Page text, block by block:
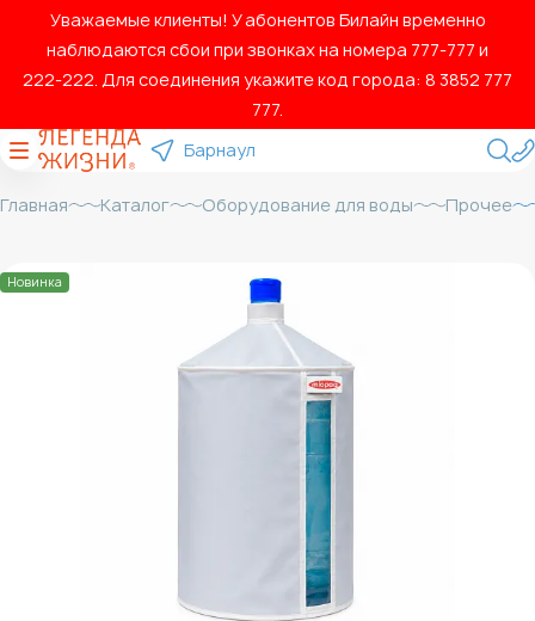
Уважаемые клиенты! У абонентов Билайн временно
наблюдаются сбои при звонках на номера 777‑777 и
222‑222. Для соединения укажите код города: 8 3852 777
777.
Барнаул
Главная Каталог Оборудование для воды Прочее
Новинка